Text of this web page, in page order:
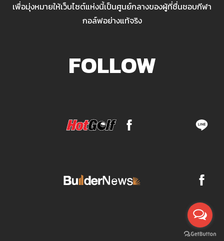
เพื่อมุ่งหมายให้เว็บไซต์แห่งนี้เป็นศูนย์กลางของผู้ที่ชื่นชอบกีฬา
กอล์ฟอย่างแท้จริง
FOLLOW